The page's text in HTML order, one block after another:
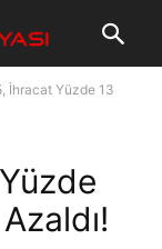
İhracat Yüzde 13